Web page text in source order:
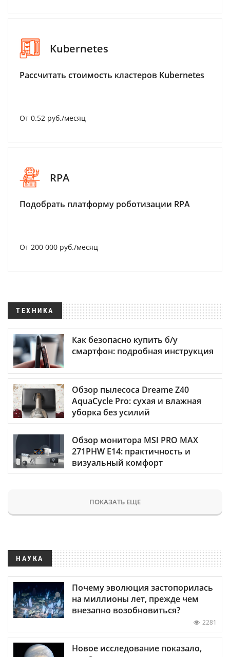
Kubernetes
Рассчитать стоимость кластеров Kubernetes
От 0.52 руб./месяц
RPA
Подобрать платформу роботизации RPA
От 200 000 руб./месяц
ТЕХНИКА
Как безопасно купить б/у
смартфон: подробная инструкция
Обзор пылесоса Dreame Z40
AquaCycle Pro: сухая и влажная
уборка без усилий
Обзор монитора MSI PRO MAX
271PHW E14: практичность и
визуальный комфорт
ПОКАЗАТЬ ЕЩЕ
НАУКА
Почему эволюция застопорилась
на миллионы лет, прежде чем
внезапно возобновиться?
2281
Новое исследование показало,